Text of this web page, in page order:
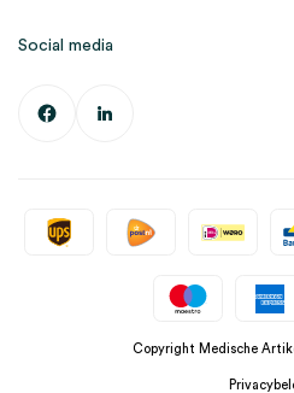
Social media
Copyright Medische